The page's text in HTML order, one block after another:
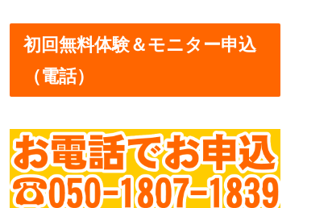
初回無料体験＆モニター申込
（電話）